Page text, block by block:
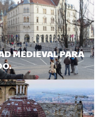
MEDIEVAL PARA